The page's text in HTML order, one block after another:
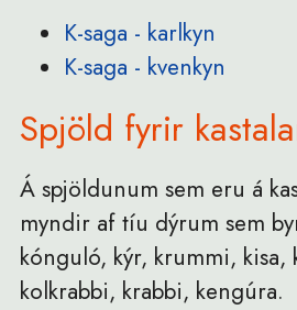
K-saga - karlkyn
K-saga - kvenkyn
Spjöld fyrir
Á spjöldunum sem eru á
myndir af tíu dýrum sem
kónguló, kýr, krummi, kisa,
kolkrabbi, krabbi, kengúra.